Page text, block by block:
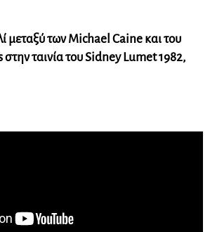
μεταξύ των Michael Caine και του
ταινία του Sidney Lumet 1982,